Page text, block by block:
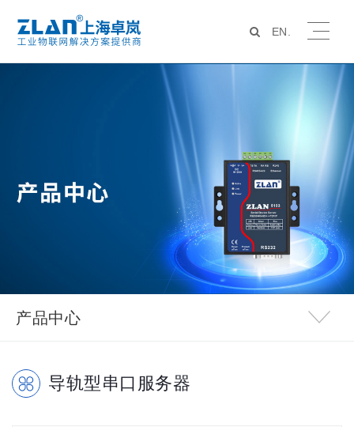
EN.
产品中心
导轨型串口服务器